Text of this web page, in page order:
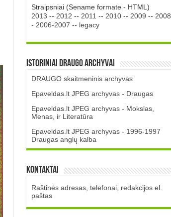
Straipsniai (Sename formate - HTML)
2013 -- 2012 -- 2011 -- 2010-- 2009 -- 2008
- 2006-2007 -- legacy
Istoriniai DRAUGO Archyvai
DRAUGO skaitmeninis archyvas
Epaveldas.lt JPEG archyvas - Draugas
Epaveldas.lt JPEG archyvas - Mokslas,
Menas, ir Literatūra
Epaveldas.lt JPEG archyvas - 1996-1997
Draugas anglų kalba
Kontaktai
Raštinės adresas, telefonai, redakcijos el.
paštas